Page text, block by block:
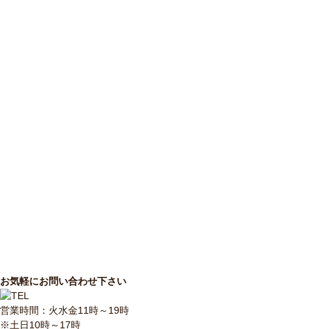
お気軽にお問い合わせ下さい
営業時間：火水金11時～19時
※土日10時～17時